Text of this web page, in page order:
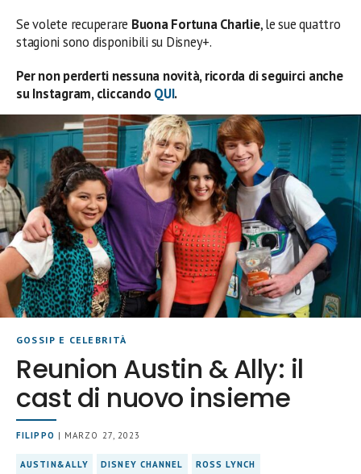
Se volete recuperare Buona Fortuna Charlie, le sue quattro
stagioni sono disponibili su Disney+.
Per non perderti nessuna novità, ricorda di seguirci anche
su Instagram, cliccando QUI.
GOSSIP E CELEBRITÀ
Reunion Austin & Ally: il
cast di nuovo insieme
FILIPPO | MARZO 27, 2023
AUSTIN&ALLY DISNEY CHANNEL ROSS LYNCH